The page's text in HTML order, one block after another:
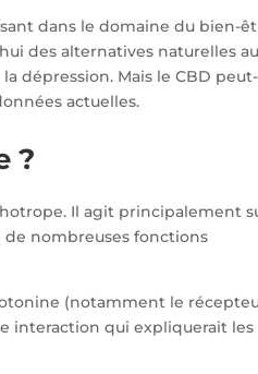
dans le domaine du bien-
des alternatives naturelles
dépression. Mais le CBD
actuelles.
?
Il agit principalement
nombreuses fonctions
(notamment le
interaction qui expliquerait les